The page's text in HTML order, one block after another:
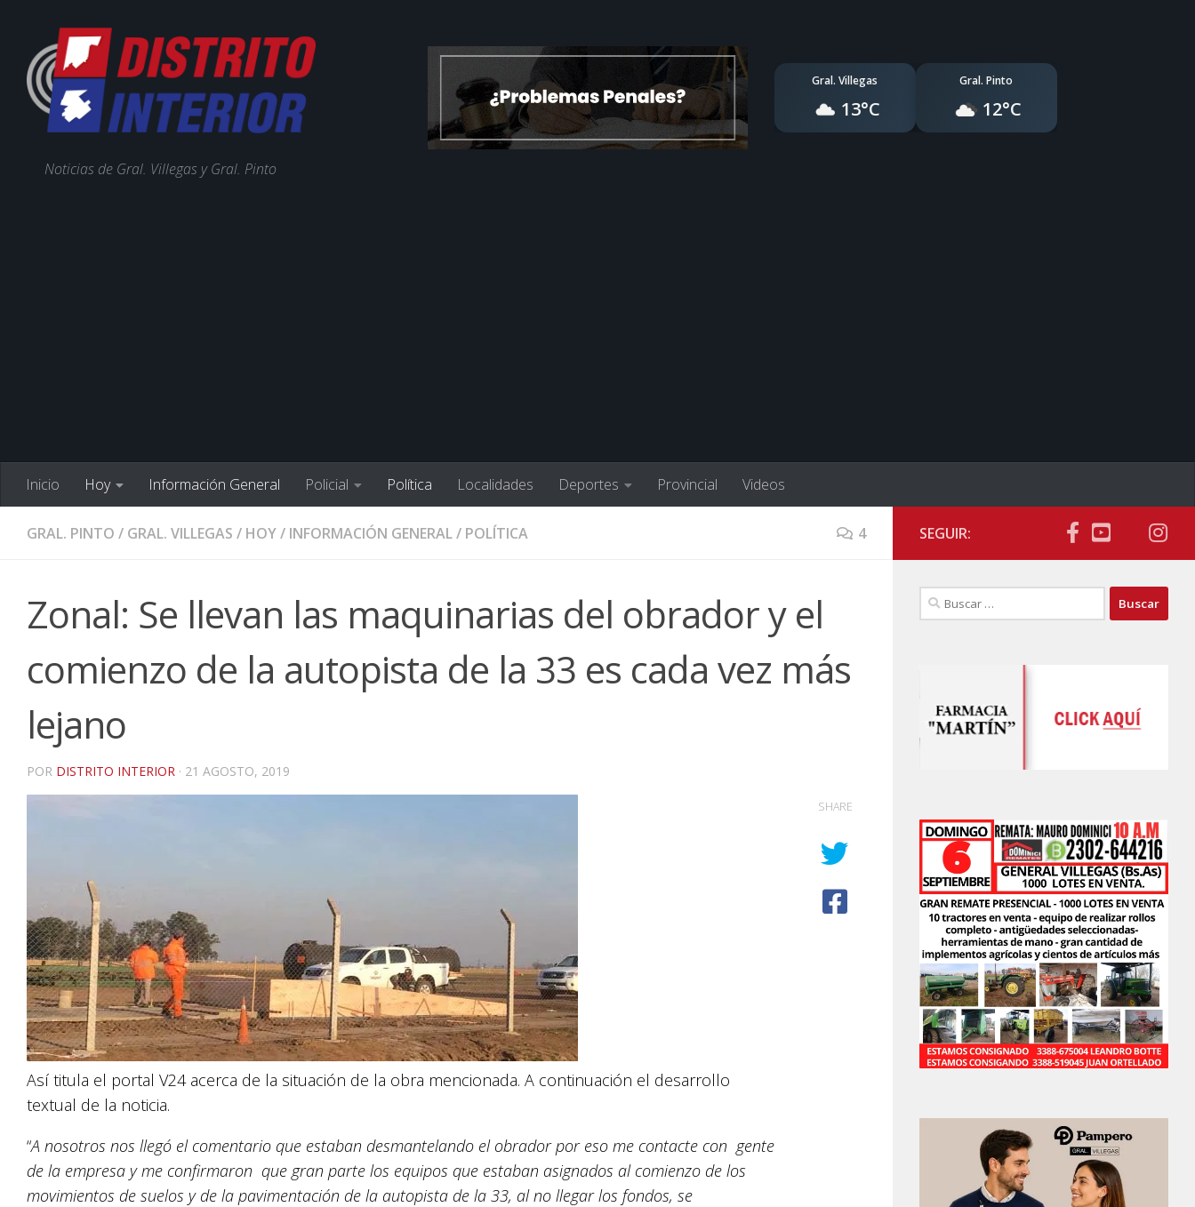
Noticias de Gral. Villegas y Gral. Pinto
Gral. Villegas
13°C
Gral. Pinto
12°C
Inicio Hoy Información General Policial Política Localidades Deportes Provincial Videos
GRAL. PINTO / GRAL. VILLEGAS / HOY/ INFORMACIÓN GENERAL/ POLÍTICA 4
Zonal: Se llevan las maquinarias del obrador y el
comienzo de la autopista de la 33 es cada vez más
lejano
POR DISTRITO INTERIOR · 21 AGOSTO, 2019
Así titula el portal V24 acerca de la situación de la obra mencionada. A continuación el desarrollo
textual de la noticia.
“A nosotros nos llegó el comentario que estaban desmantelando el obrador por eso me contacte con gente
de la empresa y me confirmaron que gran parte los equipos que estaban asignados al comienzo de los
movimientos de suelos y de la pavimentación de la autopista de la 33, al no llegar los fondos, se
SHARE
SEGUIR:
Buscar: